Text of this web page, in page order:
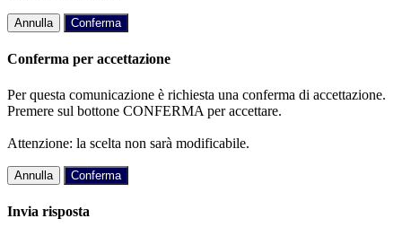
Annulla Conferma
Conferma per accettazione
Per questa comunicazione è richiesta una conferma di accettazione.
Premere sul bottone CONFERMA per accettare.
Attenzione: la scelta non sarà modificabile.
Annulla Conferma
Invia risposta